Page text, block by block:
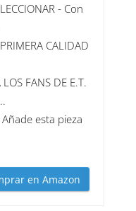
- Con
CALIDAD
FANS DE E.T.
Añade esta pieza
en Amazon